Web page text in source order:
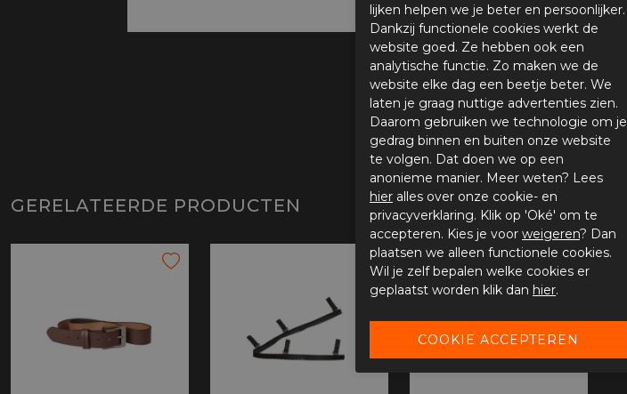
GERELATEERDE PRODUCTEN
lijken helpen we je beter en persoonlijker.
Dankzij functionele cookies werkt de
website goed. Ze hebben ook een
analytische functie. Zo maken we de
website elke dag een beetje beter. We
laten je graag nuttige advertenties zien.
Daarom gebruiken we technologie om je
gedrag binnen en buiten onze website
te volgen. Dat doen we op een
anonieme manier. Meer weten? Lees
hier alles over onze cookie- en
privacyverklaring. Klik op 'Oké' om te
accepteren. Kies je voor weigeren? Dan
plaatsen we alleen functionele cookies.
Wil je zelf bepalen welke cookies er
geplaatst worden klik dan hier.